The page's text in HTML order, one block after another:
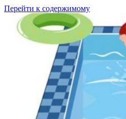
Перейти к содержимому